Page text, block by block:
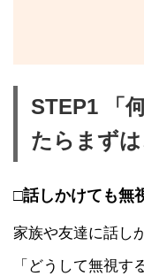
STEP1 「
たらまず
□話しかけても無
家族や友達に話し
「どうして無視